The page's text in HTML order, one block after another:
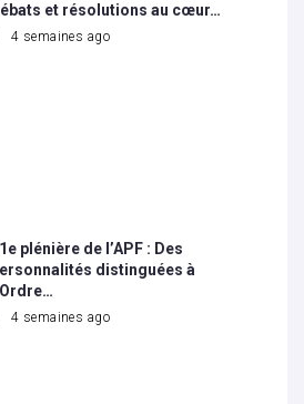
et résolutions au cœur…
4 semaines ago
plénière de l’APF : Des
distinguées à
4 semaines ago